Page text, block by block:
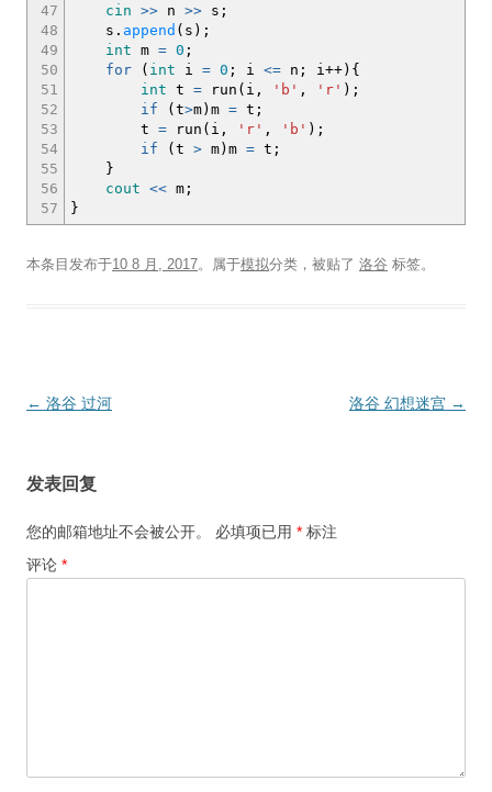
47
48
49
50
51
52
53
54
55
56
57
cin >> n >> s ;
s. append ( s ) ;
int m = 0 ;
for
( int i = 0 ; i <= n ; i++) {
int t = run ( i, 'b' , 'r' ) ;
if
( t>m) m = t ;
t = run ( i, 'r' , 'b' ) ;
if
( t > m) m = t ;
}
cout << m ;
}
本条目发布于10 8 月, 2017。属于模拟分类，被贴了 洛谷 标签。
文
航
← 洛谷 过河 洛谷 幻想迷宫 →
发表回复
您的邮箱地址不会被公开。 必填项已用 * 标注
评论 *